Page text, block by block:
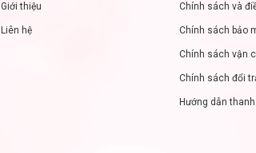
Giới thiệu
Liên hệ
Chính sách và
Chính sách bảo
Chính sách vận
Chính sách đổi
Hướng dẫn